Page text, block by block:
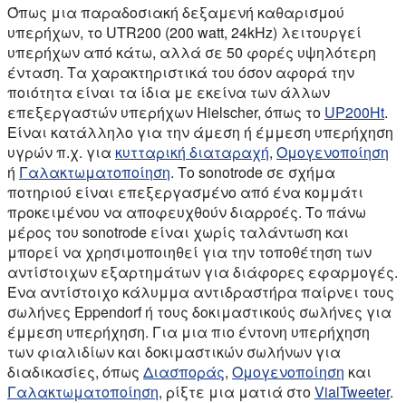
Όπως μια παραδοσιακή δεξαμενή καθαρισμού
υπερήχων, το UTR200 (200 watt, 24kHz) λειτουργεί
υπερήχων από κάτω, αλλά σε 50 φορές υψηλότερη
ένταση. Τα χαρακτηριστικά του όσον αφορά την
ποιότητα είναι τα ίδια με εκείνα των άλλων
επεξεργαστών υπερήχων Hielscher, όπως το UP200Ht.
Είναι κατάλληλο για την άμεση ή έμμεση υπερήχηση
υγρών π.χ. για κυτταρική διαταραχή, Ομογενοποίηση
ή Γαλακτωματοποίηση. Το sonotrode σε σχήμα
ποτηριού είναι επεξεργασμένο από ένα κομμάτι
προκειμένου να αποφευχθούν διαρροές. Το πάνω
μέρος του sonotrode είναι χωρίς ταλάντωση και
μπορεί να χρησιμοποιηθεί για την τοποθέτηση των
αντίστοιχων εξαρτημάτων για διάφορες εφαρμογές.
Ένα αντίστοιχο κάλυμμα αντιδραστήρα παίρνει τους
σωλήνες Eppendorf ή τους δοκιμαστικούς σωλήνες για
έμμεση υπερήχηση. Για μια πιο έντονη υπερήχηση
των φιαλιδίων και δοκιμαστικών σωλήνων για
διαδικασίες, όπως Διασποράς, Ομογενοποίηση και
Γαλακτωματοποίηση, ρίξτε μια ματιά στοVialTweeter.